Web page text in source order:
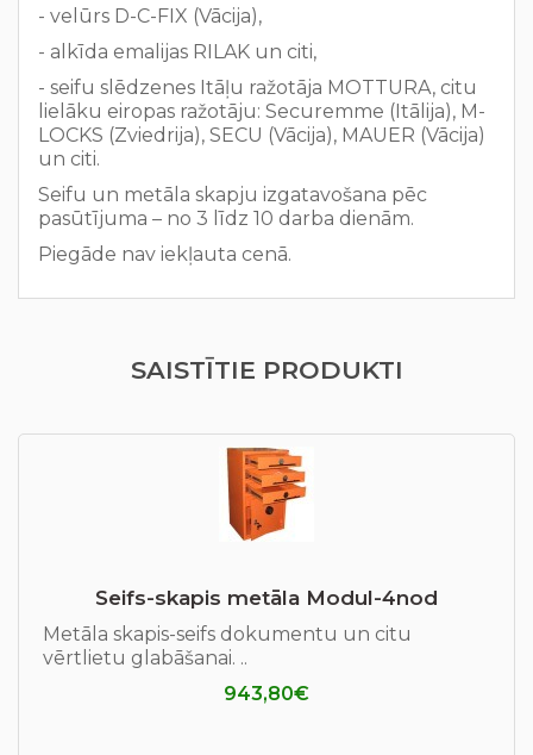
- velūrs D-C-FIX (Vācija),
- alkīda emalijas RILAK un citi,
- seifu slēdzenes Itāļu ražotāja MOTTURA, citu
lielāku eiropas ražotāju: Securemme (Itālija), M-
LOCKS (Zviedrija), SECU (Vācija), MAUER (Vācija)
un citi.
Seifu un metāla skapju izgatavošana pēc
pasūtījuma – no 3 līdz 10 darba dienām.
Piegāde nav iekļauta cenā.
SAISTĪTIE PRODUKTI
Seifs-skapis metāla Modul-4nod
Metāla skapis-seifs dokumentu un citu
vērtlietu glabāšanai. ..
943,80€